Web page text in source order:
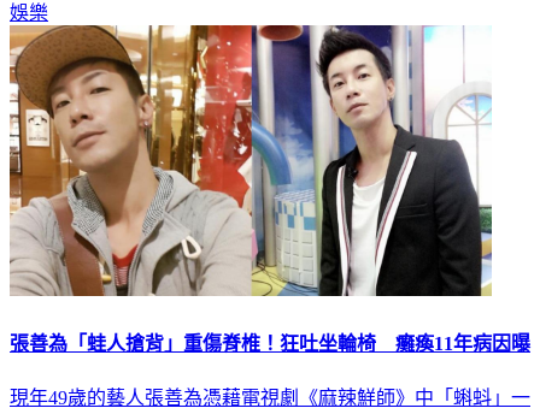
娛樂
張善為「蛙人搶背」重傷脊椎！狂吐坐輪椅 癱瘓11年病因曝
現年49歲的藝人張善為憑藉電視劇《麻辣鮮師》中「蝌蚪」一